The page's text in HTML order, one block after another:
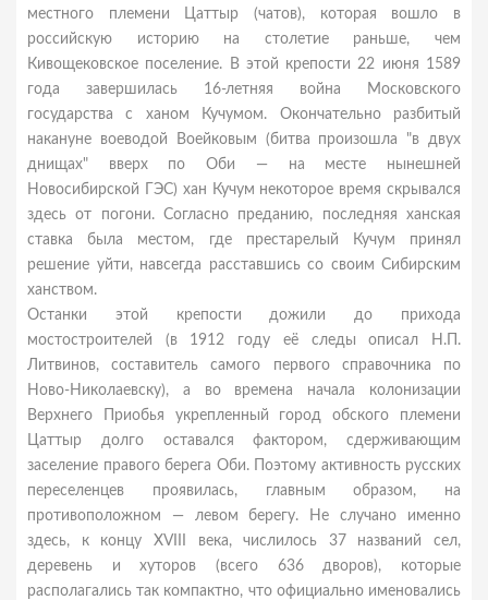
местного племени Цаттыр (чатов), которая вошло в
российскую историю на столетие раньше, чем
Кивощековское поселение. В этой крепости 22 июня 1589
года завершилась 16-летняя война Московского
государства с ханом Кучумом. Окончательно разбитый
накануне воеводой Воейковым (битва произошла "в двух
днищах" вверх по Оби — на месте нынешней
Новосибирской ГЭС) хан Кучум некоторое время скрывался
здесь от погони. Согласно преданию, последняя ханская
ставка была местом, где престарелый Кучум принял
решение уйти, навсегда расставшись со своим Сибирским
ханством.
Останки этой крепости дожили до прихода
мостостроителей (в 1912 году её следы описал Н.П.
Литвинов, составитель самого первого справочника по
Ново-Николаевску), а во времена начала колонизации
Верхнего Приобья укрепленный город обского племени
Цаттыр долго оставался фактором, сдерживающим
заселение правого берега Оби. Поэтому активность русских
переселенцев проявилась, главным образом, на
противоположном — левом берегу. Не случано именно
здесь, к концу XVIII века, числилось 37 названий сел,
деревень и хуторов (всего 636 дворов), которые
располагались так компактно, что официально именовались